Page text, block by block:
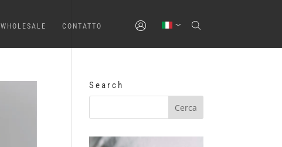
WHOLESALE CONTATTO
Search